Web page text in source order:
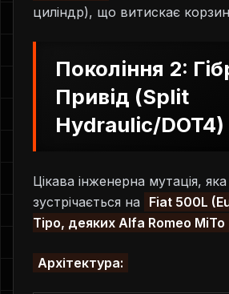
циліндр), що витискає
Покоління 2:
Привід (Split
Hydraulic/DOT4)
Цікава інженерна мутація,
зустрічається на
Fiat 500L
Tipo, деяких Alfa Romeo MiTo
Архітектура: